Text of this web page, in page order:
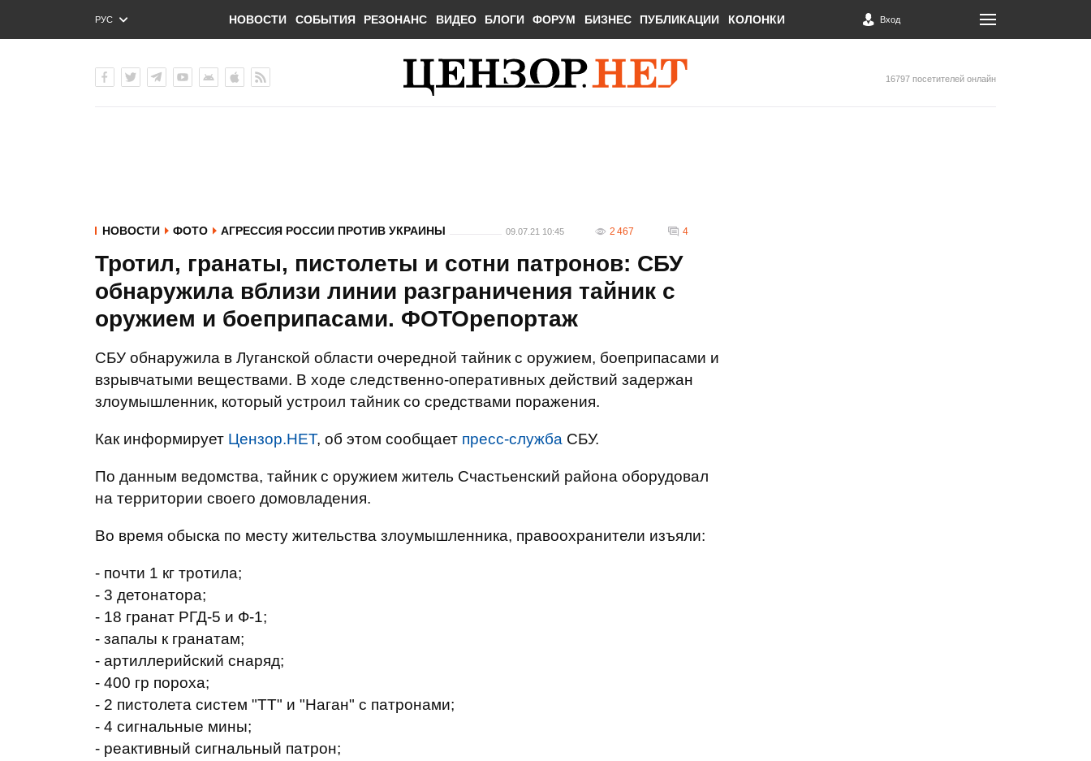
РУС
ENG
НОВОСТИ СОБЫТИЯ РЕЗОНАНС ВИДЕО БЛОГИ ФОРУМ БИЗНЕС ПУБЛИКАЦИИ КОЛОНКИ Вход
16797 посетителей онлайн
НОВОСТИ ФОТО АГРЕССИЯ РОССИИ ПРОТИВ УКРАИНЫ 09.07.21 10:45 2 467 4
Тротил, гранаты, пистолеты и сотни патронов: СБУ
обнаружила вблизи линии разграничения тайник с
оружием и боеприпасами. ФОТОрепортаж
СБУ обнаружила в Луганской области очередной тайник с оружием, боеприпасами и
взрывчатыми веществами. В ходе следственно-оперативных действий задержан
злоумышленник, который устроил тайник со средствами поражения.
Как информирует Цензор.НЕТ, об этом сообщает пресс-служба СБУ.
По данным ведомства, тайник с оружием житель Счастьенский района оборудовал
на территории своего домовладения.
Во время обыска по месту жительства злоумышленника, правоохранители изъяли:
- почти 1 кг тротила;
- 3 детонатора;
- 18 гранат РГД-5 и Ф-1;
- запалы к гранатам;
- артиллерийский снаряд;
- 400 гр пороха;
- 2 пистолета систем "ТТ" и "Наган" с патронами;
- 4 сигнальные мины;
- реактивный сигнальный патрон;